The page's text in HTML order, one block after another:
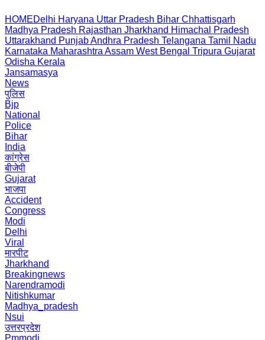
HOMEDelhi Haryana Uttar Pradesh Bihar Chhattisgarh
Madhya Pradesh Rajasthan Jharkhand Himachal Pradesh
Uttarakhand PunjabAndhra Pradesh Telangana Tamil Nadu
Karnataka Maharashtra Assam West Bengal Tripura Gujarat
Odisha Kerala
Jansamasya
News
पुलिस
Bjp
National
Police
Bihar
India
कांग्रेस
बीजेपी
Gujarat
भाजपा
Accident
Congress
Modi
Delhi
Viral
मारपीट
Jharkhand
Breakingnews
Narendramodi
Nitishkumar
Madhya_pradesh
Nsui
उत्तरप्रदेश
Pmmodi